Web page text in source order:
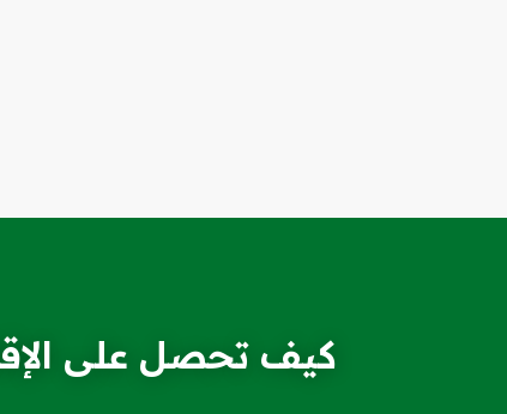
كيف تحصل على